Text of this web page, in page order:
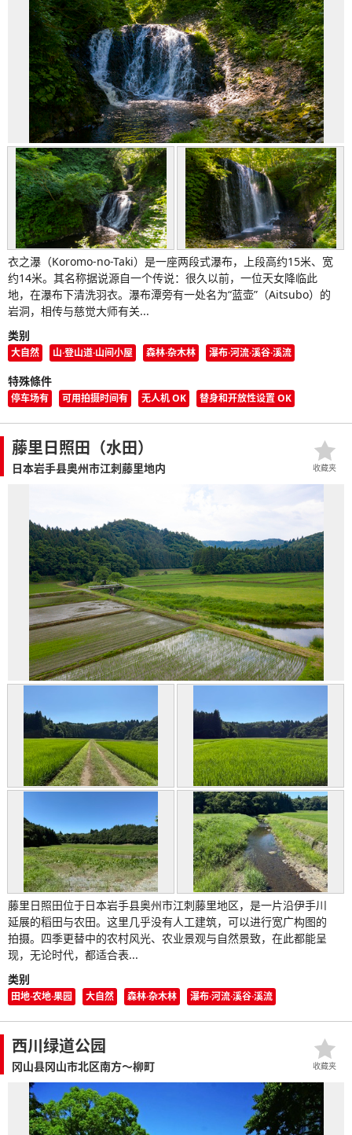
衣之瀑（Koromo-no-Taki）是一座两段式瀑布，上段高约15米、宽
约14米。其名称据说源自一个传说：很久以前，一位天女降临此
地，在瀑布下清洗羽衣。瀑布潭旁有一处名为“蓝壶”（Aitsubo）的
岩洞，相传与慈觉大师有关...
类别
大自然 山·登山道·山间小屋 森林·杂木林 瀑布·河流·溪谷·溪流
特殊條件
停车场有 可用拍摄时间有 无人机 OK 替身和开放性设置 OK
藤里日照田（水田）
日本岩手县奥州市江刺藤里地内
藤里日照田位于日本岩手县奥州市江刺藤里地区，是一片沿伊手川
延展的稻田与农田。这里几乎没有人工建筑，可以进行宽广构图的
拍摄。四季更替中的农村风光、农业景观与自然景致，在此都能呈
现，无论时代，都适合表...
类别
田地·农地·果园 大自然 森林·杂木林 瀑布·河流·溪谷·溪流
收藏夹
西川绿道公园
冈山县冈山市北区南方～柳町 收藏夹